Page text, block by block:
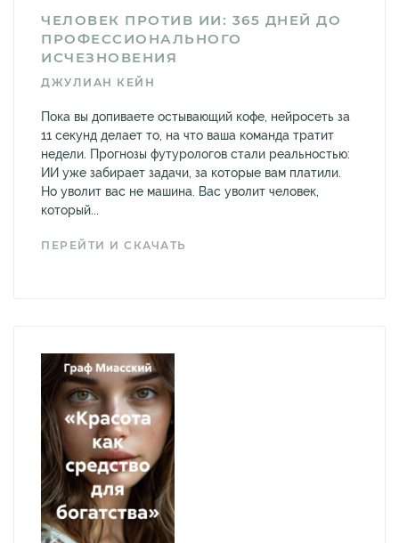
ЧЕЛОВЕК ПРОТИВ ИИ: 365 ДНЕЙ ДО
ПРОФЕССИОНАЛЬНОГО
ИСЧЕЗНОВЕНИЯ
ДЖУЛИАН КЕЙН
Пока вы допиваете остывающий кофе, нейросеть за
11 секунд делает то, на что ваша команда тратит
недели. Прогнозы футурологов стали реальностью:
ИИ уже забирает задачи, за которые вам платили.
Но уволит вас не машина. Вас уволит человек,
который...
ПЕРЕЙТИ И СКАЧАТЬ